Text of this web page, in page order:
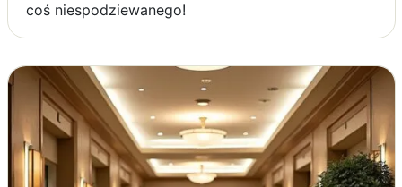
coś niespodziewanego!